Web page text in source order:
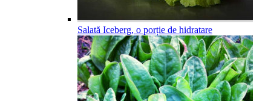
Salată Iceberg, o porție de hidratare